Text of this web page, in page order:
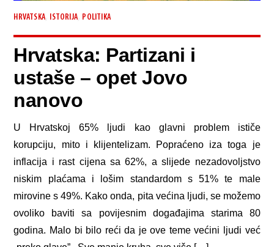
HRVATSKA ISTORIJA POLITIKA
Hrvatska: Partizani i
ustaše – opet Jovo
nanovo
U Hrvatskoj 65% ljudi kao glavni problem ističe
korupciju, mito i klijentelizam. Popraćeno iza toga je
inflacija i rast cijena sa 62%, a slijede nezadovoljstvo
niskim plaćama i lošim standardom s 51% te male
mirovine s 49%. Kako onda, pita većina ljudi, se možemo
ovoliko baviti sa povijesnim događajima starima 80
godina. Malo bi bilo reći da je ove teme većini ljudi već